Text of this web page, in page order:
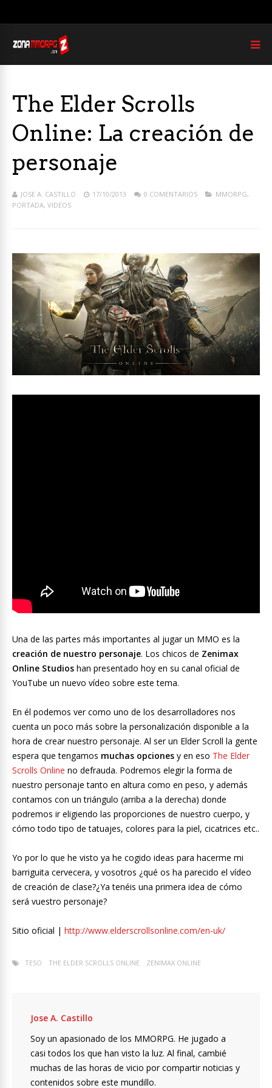
The Elder Scrolls
Online: La creación de
personaje
JOSE A. CASTILLO 17/10/2013 0 COMENTARIOS MMORPG,
PORTADA, VIDEOS
Una de las partes más importantes al jugar un MMO es la
creación de nuestro personaje. Los chicos de Zenimax
Online Studios han presentado hoy en su canal oficial de
YouTube un nuevo vídeo sobre este tema.
En él podemos ver como uno de los desarrolladores nos
cuenta un poco más sobre la personalización disponible a la
hora de crear nuestro personaje. Al ser un Elder Scroll la gente
espera que tengamos muchas opciones y en eso The Elder
Scrolls Online no defrauda. Podremos elegir la forma de
nuestro personaje tanto en altura como en peso, y además
contamos con un triángulo (arriba a la derecha) donde
podremos ir eligiendo las proporciones de nuestro cuerpo, y
cómo todo tipo de tatuajes, colores para la piel, cicatrices etc..
Yo por lo que he visto ya he cogido ideas para hacerme mi
barriguita cervecera, y vosotros ¿qué os ha parecido el vídeo
de creación de clase?¿Ya tenéis una primera idea de cómo
será vuestro personaje?
Sitio oficial | http://www.elderscrollsonline.com/en-uk/
TESO THE ELDER SCROLLS ONLINE ZENIMAX ONLINE
Jose A. Castillo
Soy un apasionado de los MMORPG. He jugado a
casi todos los que han visto la luz. Al final, cambié
muchas de las horas de vicio por compartir noticias y
contenidos sobre este mundillo.